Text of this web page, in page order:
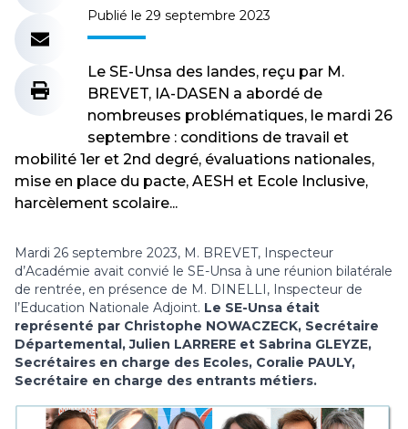
Publié le 29 septembre 2023
Le SE-Unsa des landes, reçu par M.
BREVET, IA-DASEN a abordé de
nombreuses problématiques, le mardi 26
septembre : conditions de travail et
mobilité 1er et 2nd degré, évaluations nationales,
mise en place du pacte, AESH et Ecole Inclusive,
harcèlement scolaire...
Mardi 26 septembre 2023, M. BREVET, Inspecteur
d’Académie avait convié le SE-Unsa à une réunion bilatérale
de rentrée, en présence de M. DINELLI, Inspecteur de
l’Education Nationale Adjoint. Le SE-Unsa était
représenté par Christophe NOWACZECK, Secrétaire
Départemental, Julien LARRERE et Sabrina GLEYZE,
Secrétaires en charge des Ecoles, Coralie PAULY,
Secrétaire en charge des entrants métiers.